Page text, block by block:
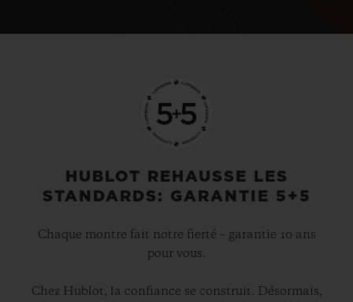
HUBLOT REHAUSSE LES
STANDARDS: GARANTIE 5+5
Chaque montre fait notre fierté – garantie 10 ans
pour vous.
Chez Hublot, la confiance se construit. Désormais,